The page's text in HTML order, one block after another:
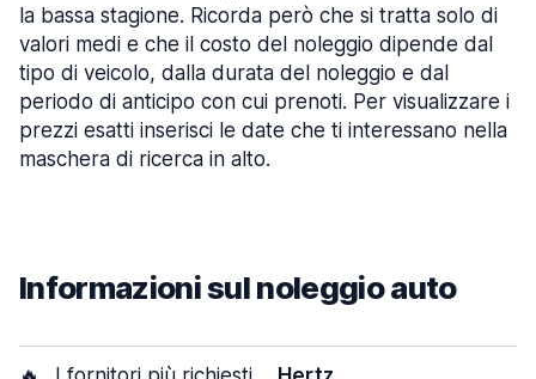
la bassa stagione. Ricorda però che si tratta solo di
valori medi e che il costo del noleggio dipende dal
tipo di veicolo, dalla durata del noleggio e dal
periodo di anticipo con cui prenoti. Per visualizzare i
prezzi esatti inserisci le date che ti interessano nella
maschera di ricerca in alto.
Informazioni sul noleggio auto